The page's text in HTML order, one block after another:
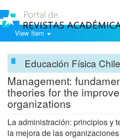
View Item
Educación Física Chile
Management:
theories for the
organizations
La administración: principios y
la mejora de las